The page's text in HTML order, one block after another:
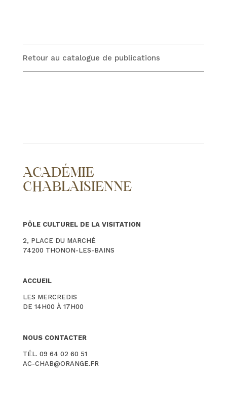
Retour au catalogue de publications
ACADÉMIE
CHABLAISIENNE
PÔLE CULTUREL DE LA VISITATION
2, PLACE DU MARCHÉ
74200 THONON-LES-BAINS
ACCUEIL
LES MERCREDIS
DE 14H00 À 17H00
NOUS CONTACTER
TÉL. 09 64 02 60 51
AC-CHAB@ORANGE.FR